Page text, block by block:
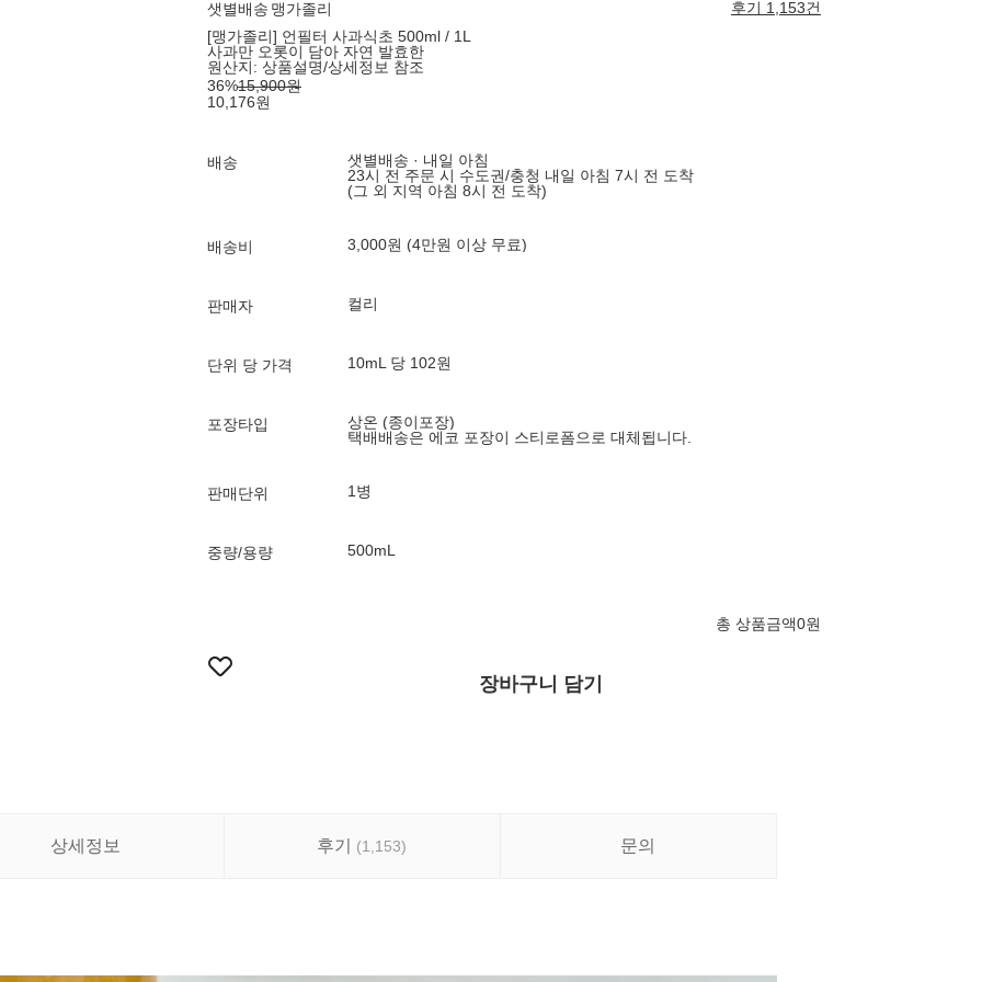
샛별배송 맹가졸리
후기 1,153건
[맹가졸리] 언필터 사과식초 500ml / 1L
사과만 오롯이 담아 자연 발효한
원산지: 상품설명/상세정보 참조
36%15,900원
10,176원
배송
샛별배송 · 내일 아침
23시 전 주문 시 수도권/충청 내일 아침 7시 전 도착
(그 외 지역 아침 8시 전 도착)
배송비 3,000원 (4만원 이상 무료)
판매자 컬리
단위 당 가격 10mL 당 102원
포장타입
상온 (종이포장)
택배배송은 에코 포장이 스티로폼으로 대체됩니다.
판매단위 1병
중량/용량 500mL
총 상품금액0원
장바구니 담기
상세정보 후기 (1,153) 문의